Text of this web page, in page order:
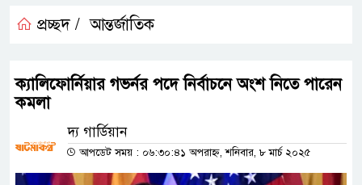
প্রচ্ছদ / আন্তর্জাতিক
ক্যালিফোর্নিয়ার গভর্নর পদে নির্বাচনে অংশ নিতে পারেন
কমলা
দ্য গার্ডিয়ান
আপডেট সময় : ০৬:৩০:৪১ অপরাহ্ন, শনিবার, ৮ মার্চ ২০২৫